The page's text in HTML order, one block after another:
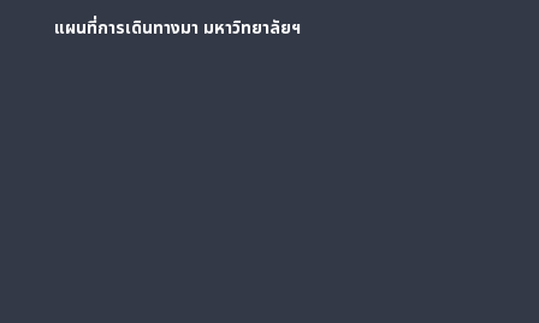
แผนที่การเดินทางมา มหาวิทยาลัยฯ